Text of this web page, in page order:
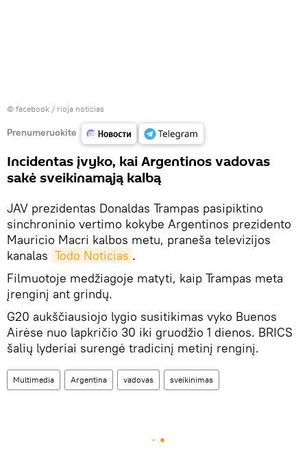
© facebook / rioja noticias
Prenumeruokite
Incidentas įvyko, kai Argentinos vadovas
sakė sveikinamąją kalbą
JAV prezidentas Donaldas Trampas pasipiktino
sinchroninio vertimo kokybe Argentinos prezidento
Mauricio Macri kalbos metu, praneša televizijos
kanalas Todo Noticias .
Filmuotoje medžiagoje matyti, kaip Trampas meta
įrenginį ant grindų.
G20 aukščiausiojo lygio susitikimas vyko Buenos
Airėse nuo lapkričio 30 iki gruodžio 1 dienos. BRICS
šalių lyderiai surengė tradicinį metinį renginį.
Multimedia Argentina vadovas sveikinimas